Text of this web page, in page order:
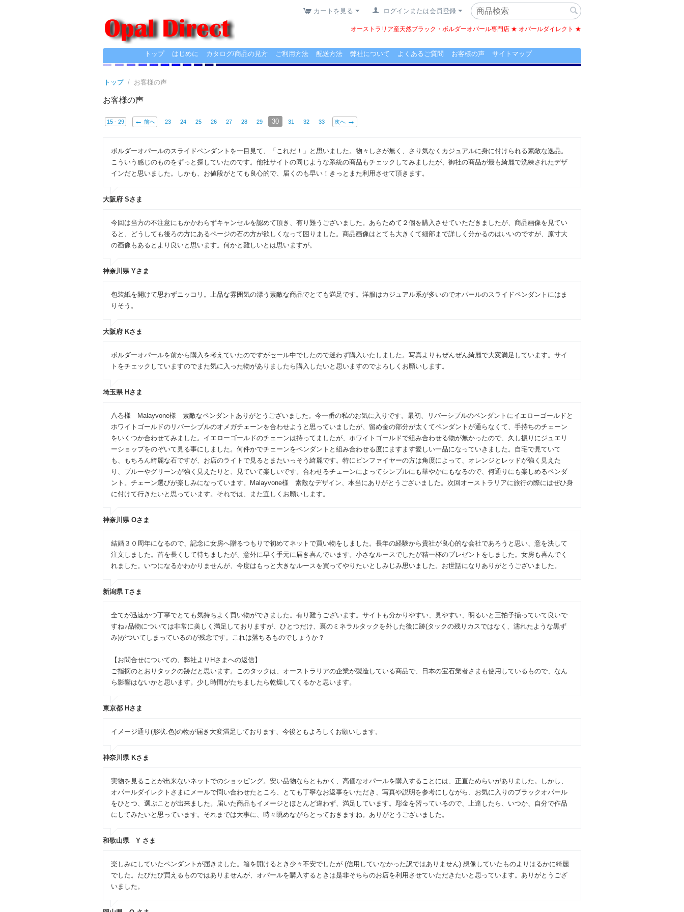
ログインまたは会員登録
カートを見る
オーストラリア産天然ブラック・ボルダーオパール専門店 ★ オパールダイレクト ★
トップ はじめに カタログ/商品の見方 ご利用方法 配送方法 弊社について よくあるご質問 お客様の声 サイトマップ
トップ / お客様の声
お客様の声
15 - 29 前へ 23 24 25 26 27 28 29 30 31 32 33 次へ
ボルダーオパールのスライドペンダントを一目見て、「これだ！」と思いました。物々しさが無く、さり気なくカジュアルに身に付けられる素敵な逸品。
こういう感じのものをずっと探していたのです。他社サイトの同じような系統の商品もチェックしてみましたが、御社の商品が最も綺麗で洗練されたデザ
インだと思いました。しかも、お値段がとても良心的で、届くのも早い！きっとまた利用させて頂きます。
大阪府 Sさま
今回は当方の不注意にもかかわらずキャンセルを認めて頂き、有り難うございました。あらためて２個を購入させていただきましたが、商品画像を見てい
ると、どうしても後ろの方にあるページの石の方が欲しくなって困りました。商品画像はとても大きくて細部まで詳しく分かるのはいいのですが、原寸大
の画像もあるとより良いと思います。何かと難しいとは思いますが。
神奈川県 Yさま
包装紙を開けて思わずニッコリ。上品な雰囲気の漂う素敵な商品でとても満足です。洋服はカジュアル系が多いのでオパールのスライドペンダントにはま
りそう。
大阪府 Kさま
ボルダーオパールを前から購入を考えていたのですがセール中でしたので迷わず購入いたしました。写真よりもぜんぜん綺麗で大変満足しています。サイ
トをチェックしていますのでまた気に入った物がありましたら購入したいと思いますのでよろしくお願いします。
埼玉県 Hさま
八巻様 Malayvone様 素敵なペンダントありがとうございました。今一番の私のお気に入りです。最初、リバーシブルのペンダントにイエローゴールドと
ホワイトゴールドのリバーシブルのオメガチェーンを合わせようと思っていましたが、留め金の部分が太くてペンダントが通らなくて、手持ちのチェーン
をいくつか合わせてみました。イエローゴールドのチェーンは持ってましたが、ホワイトゴールドで組み合わせる物が無かったので、久し振りにジュエリ
ーショップをのぞいて見る事にしました。何件かでチェーンをペンダントと組み合わせる度にますます愛しい一品になっていきました。自宅で見ていて
も、もちろん綺麗な石ですが、お店のライトで見るとまたいっそう綺麗です。特にピンファイヤーの方は角度によって、オレンジとレッドが強く見えた
り、ブルーやグリーンが強く見えたりと、見ていて楽しいです。合わせるチェーンによってシンプルにも華やかにもなるので、何通りにも楽しめるペンダ
ント。チェーン選びが楽しみになっています。Malayvone様 素敵なデザイン、本当にありがとうございました。次回オーストラリアに旅行の際にはぜひ身
に付けて行きたいと思っています。それでは、また宜しくお願いします。
神奈川県 Oさま
結婚３０周年になるので、記念に女房へ贈るつもりで初めてネットで買い物をしました。長年の経験から貴社が良心的な会社であろうと思い、意を決して
注文しました。首を長くして待ちましたが、意外に早く手元に届き喜んでいます。小さなルースでしたが精一杯のプレゼントをしました。女房も喜んでく
れました。いつになるかわかりませんが、今度はもっと大きなルースを買ってやりたいとしみじみ思いました。お世話になりありがとうございました。
新潟県 Tさま
全てが迅速かつ丁寧でとても気持ちよく買い物ができました。有り難うございます。サイトも分かりやすい、見やすい、明るいと三拍子揃っていて良いで
すね♪品物については非常に美しく満足しておりますが、ひとつだけ、裏のミネラルタックを外した後に跡(タックの残りカスではなく、濡れたような黒ず
み)がついてしまっているのが残念です。これは落ちるものでしょうか？
【お問合せについての、弊社よりHさまへの返信】
ご指摘のとおりタックの跡だと思います。このタックは、オーストラリアの企業が製造している商品で、日本の宝石業者さまも使用しているもので、なん
ら影響はないかと思います。少し時間がたちましたら乾燥してくるかと思います。
東京都 Hさま
イメージ通り(形状.色)の物が届き大変満足しております、今後ともよろしくお願いします。
神奈川県 Kさま
実物を見ることが出来ないネットでのショッピング。安い品物ならともかく、高価なオパールを購入することには、正直ためらいがありました。しかし、
オパールダイレクトさまにメールで問い合わせたところ、とても丁寧なお返事をいただき、写真や説明を参考にしながら、お気に入りのブラックオパール
をひとつ、選ぶことが出来ました。届いた商品もイメージとほとんど違わず、満足しています。彫金を習っているので、上達したら、いつか、自分で作品
にしてみたいと思っています。それまでは大事に、時々眺めながらとっておきますね。ありがとうございました。
和歌山県 Y さま
楽しみにしていたペンダントが届きました。箱を開けるとき少々不安でしたが (信用していなかった訳ではありません) 想像していたものよりはるかに綺麗
でした。たびたび買えるものではありませんが、オパールを購入するときは是非そちらのお店を利用させていただきたいと思っています。ありがとうござ
いました。